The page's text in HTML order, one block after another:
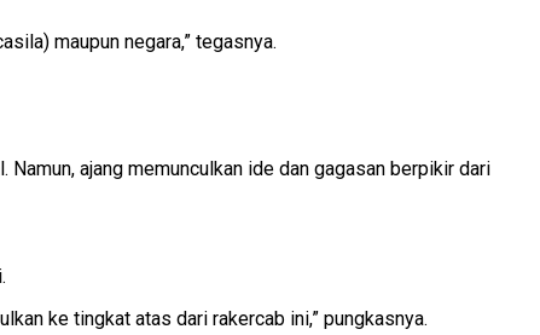
maupun negara,” tegasnya.
ajang memunculkan ide dan gagasan berpikir dari
ke tingkat atas dari rakercab ini,” pungkasnya.